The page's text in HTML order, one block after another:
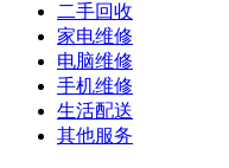
二手回收
家电维修
电脑维修
手机维修
生活配送
其他服务